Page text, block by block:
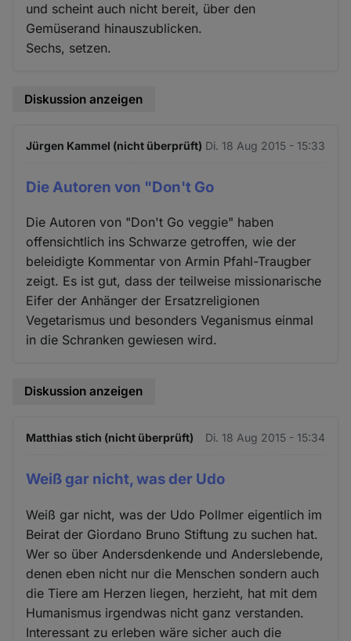
und scheint auch nicht bereit, über den
Gemüserand hinauszublicken.
Sechs, setzen.
Diskussion anzeigen
Jürgen Kammel (nicht überprüft) Di. 18 Aug 2015 - 15:33
Die Autoren von "Don't Go
Die Autoren von "Don't Go veggie" haben
offensichtlich ins Schwarze getroffen, wie der
beleidigte Kommentar von Armin Pfahl-Traugber
zeigt. Es ist gut, dass der teilweise missionarische
Eifer der Anhänger der Ersatzreligionen
Vegetarismus und besonders Veganismus einmal
in die Schranken gewiesen wird.
Diskussion anzeigen
Matthias stich (nicht überprüft) Di. 18 Aug 2015 - 15:34
Weiß gar nicht, was der Udo
Weiß gar nicht, was der Udo Pollmer eigentlich im
Beirat der Giordano Bruno Stiftung zu suchen hat.
Wer so über Andersdenkende und Anderslebende,
denen eben nicht nur die Menschen sondern auch
die Tiere am Herzen liegen, herzieht, hat mit dem
Humanismus irgendwas nicht ganz verstanden.
Interessant zu erleben wäre sicher auch die